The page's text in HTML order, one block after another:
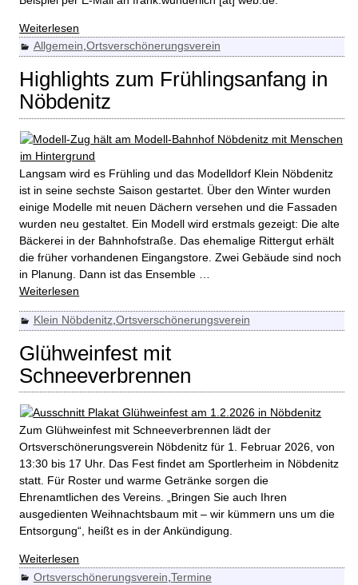
Weiterlesen
Allgemein,Ortsverschönerungsverein
Highlights zum Frühlingsanfang in
Nöbdenitz
Langsam wird es Frühling und das Modelldorf Klein Nöbdenitz
ist in seine sechste Saison gestartet. Über den Winter wurden
einige Modelle mit neuen Dächern versehen und die Fassaden
wurden neu gestaltet. Ein Modell wird erstmals gezeigt: Die alte
Bäckerei in der Bahnhofstraße. Das ehemalige Rittergut erhält
die früher vorhandenen Eingangstore. Zwei Gebäude sind noch
in Planung. Dann ist das Ensemble
Weiterlesen
Klein Nöbdenitz,Ortsverschönerungsverein
Glühweinfest mit
Schneeverbrennen
Zum Glühweinfest mit Schneeverbrennen lädt der
Ortsverschönerungsverein Nöbdenitz für 1. Februar 2026, von
13:30 bis 17 Uhr. Das Fest findet am Sportlerheim in Nöbdenitz
statt. Für Roster und warme Getränke sorgen die
Ehrenamtlichen des Vereins. „Bringen Sie auch Ihren
ausgedienten Weihnachtsbaum mit – wir kümmern uns um die
Entsorgung“, heißt es in der Ankündigung.
Weiterlesen
Ortsverschönerungsverein Termine